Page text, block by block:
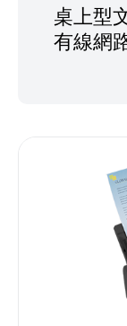
桌上型
有線網